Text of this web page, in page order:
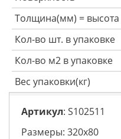
Толщина(мм) = высота
Кол-во шт. в упаковке
Кол-во м2 в упаковке
Вес упаковки(кг)
Артикул: S102511
Размеры: 320х80